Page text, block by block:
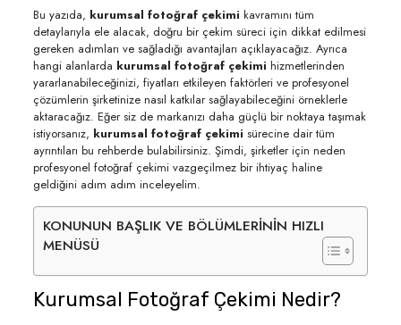
Bu yazıda, kurumsal fotoğraf çekimi kavramını tüm
detaylarıyla ele alacak, doğru bir çekim süreci için dikkat edilmesi
gereken adımları ve sağladığı avantajları açıklayacağız. Ayrıca
hangi alanlarda kurumsal fotoğraf çekimi hizmetlerinden
yararlanabileceğinizi, fiyatları etkileyen faktörleri ve profesyonel
çözümlerin şirketinize nasıl katkılar sağlayabileceğini örneklerle
aktaracağız. Eğer siz de markanızı daha güçlü bir noktaya taşımak
istiyorsanız, kurumsal fotoğraf çekimi sürecine dair tüm
ayrıntıları bu rehberde bulabilirsiniz. Şimdi, şirketler için neden
profesyonel fotoğraf çekimi vazgeçilmez bir ihtiyaç haline
geldiğini adım adım inceleyelim.
KONUNUN BAŞLIK VE BÖLÜMLERİNİN HIZLI
MENÜSÜ
Kurumsal Fotoğraf Çekimi Nedir?